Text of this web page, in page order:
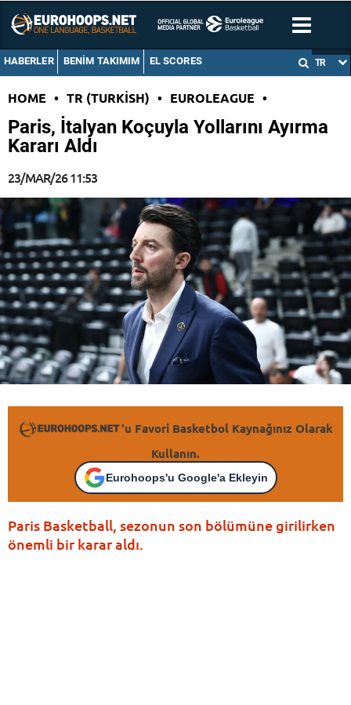
HABERLER BENIM TAKIMIM EL SCORES TR
HOME • TR (TURKISH) • EUROLEAGUE •
Paris, İtalyan Koçuyla Yollarını Ayırma
Kararı Aldı
23/MAR/26 11:53
'u Favori Basketbol Kaynağınız Olarak
Kullanın.
Eurohoops'u Google'a Ekleyin
Paris Basketball, sezonun son bölümüne girilirken
önemli bir karar aldı.